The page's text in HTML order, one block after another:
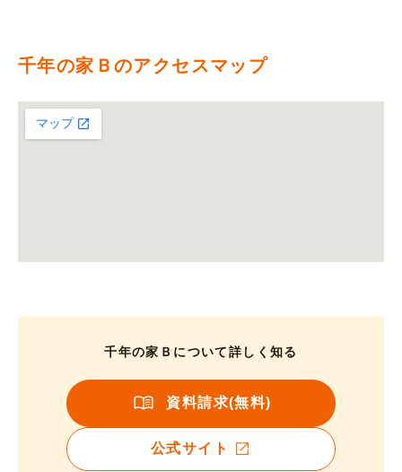
千年の家Ｂのアクセスマップ
千年の家Ｂについて詳しく知る
資料請求(無料)
公式サイト